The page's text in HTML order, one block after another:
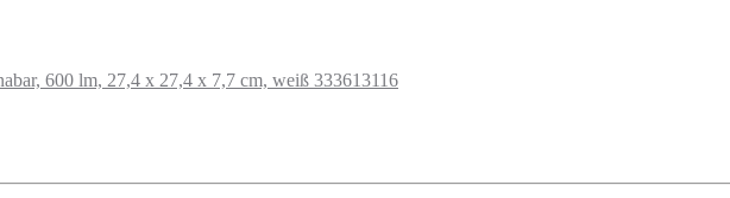
600 lm, 27,4 x 27,4 x 7,7 cm, weiß 333613116